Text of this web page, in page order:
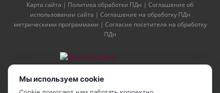
Карта сайта | Политика обработки ПДн | Соглашение об
использовании сайта | Соглашение на обработку ПДн
метрическими программами | Согласие посетителя на обработку
ПДн
Мы используем cookie